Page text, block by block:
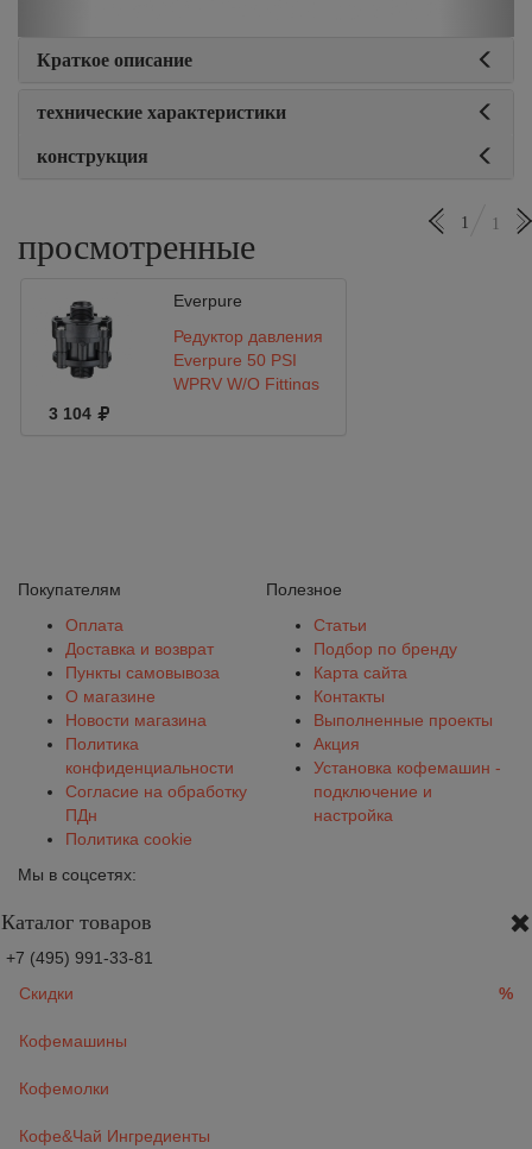
Краткое описание
технические характеристики
конструкция
просмотренные
1 1
Everpure
Редуктор давления
Everpure 50 PSI
WPRV W/O Fittings
3 104
Покупателям
Оплата
Доставка и возврат
Пункты самовывоза
О магазине
Новости магазина
Политика
конфиденциальности
Согласие на обработку
ПДн
Политика cookie
Полезное
Статьи
Подбор по бренду
Карта сайта
Контакты
Выполненные проекты
Акция
Установка кофемашин -
подключение и
настройка
Мы в соцсетях:
Каталог товаров
+7 (495) 991-33-81
Скидки
%
Кофемашины
Кофемолки
Кофе&Чай Ингредиенты